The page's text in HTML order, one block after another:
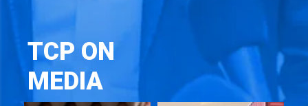
TCP ON
MEDIA